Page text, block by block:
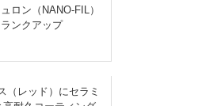
ロン（NANO-FIL）
ンクアップ
（レッド）にセラミ